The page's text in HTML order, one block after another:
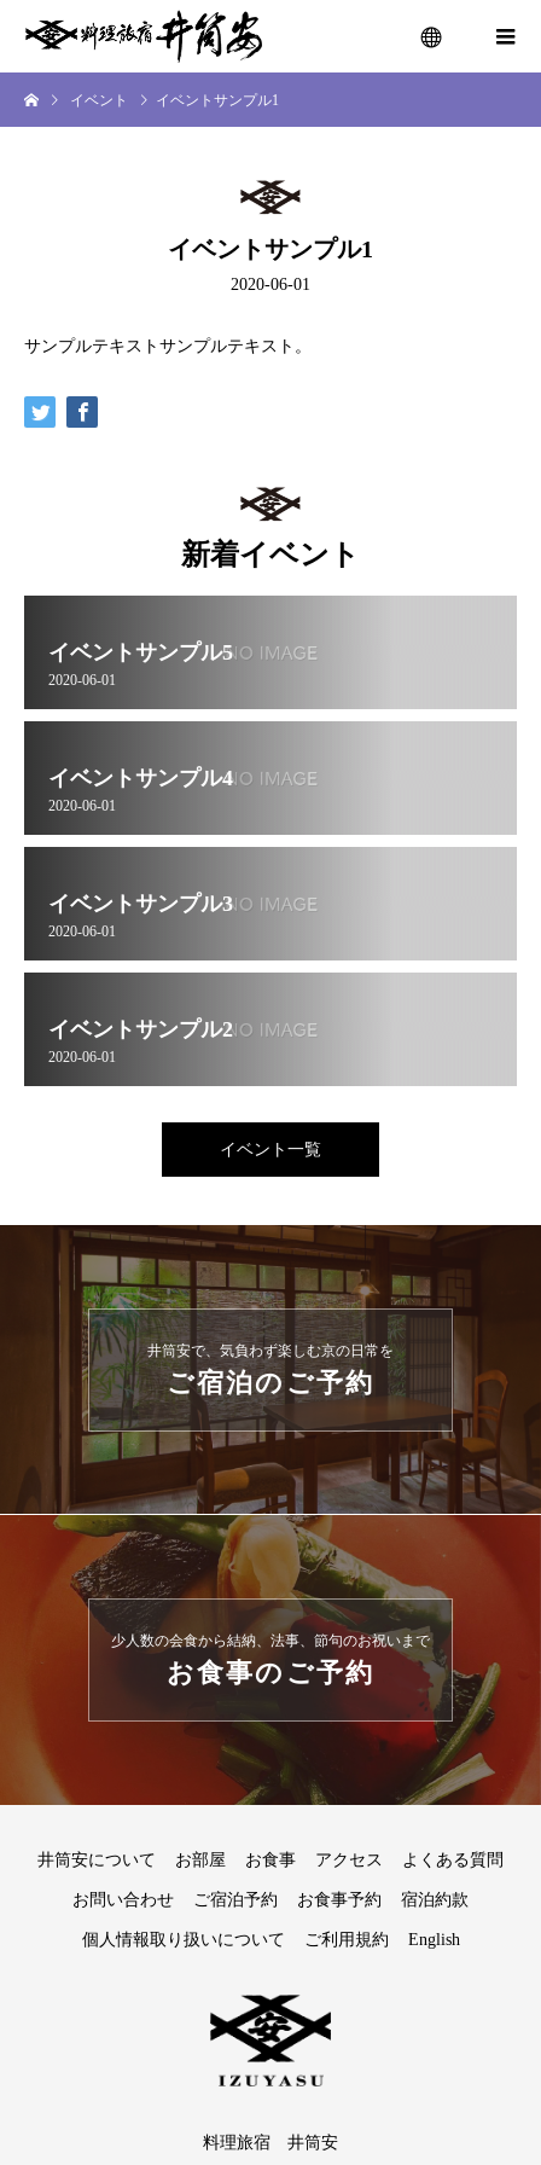
イベント イベントサンプル1
イベントサンプル1
2020-06-01
サンプルテキストサンプルテキスト。
新着イベント
イベントサンプル5
2020-06-01
イベントサンプル4
2020-06-01
イベントサンプル3
2020-06-01
イベントサンプル2
2020-06-01
イベント一覧
井筒安で、気負わず楽しむ京の日常を
ご宿泊のご予約
少人数の会食から結納、法事、節句のお祝いまで
お食事のご予約
井筒安について お部屋 お食事 アクセス よくある質問
お問い合わせ ご宿泊予約 お食事予約 宿泊約款
個人情報取り扱いについて ご利用規約 English
料理旅宿 井筒安